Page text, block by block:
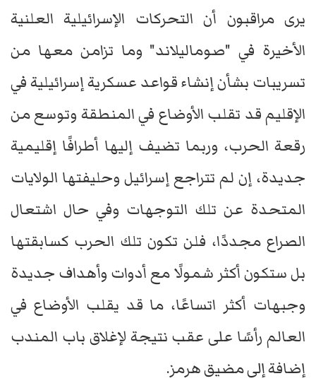
يرى مراقبون أن التحركات الإسرائيلية العلنية
الأخيرة في "صوماليلاند" وما تزامن معها من
تسريبات بشأن إنشاء قواعد عسكرية إسرائيلية في
الإقليم قد تقلب الأوضاع في المنطقة وتوسع من
رقعة الحرب، وربما تضيف إليها أطرافًا إقليمية
جديدة، إن لم تتراجع إسرائيل وحليفتها الولايات
المتحدة عن تلك التوجهات وفي حال اشتعال
الصراع مجددًا، فلن تكون تلك الحرب كسابقتها
بل ستكون أكثر شمولًا مع أدوات وأهداف جديدة
وجبهات أكثر اتساعًا، ما قد يقلب الأوضاع في
العالم رأسًا على عقب نتيجة لإغلاق باب المندب
إضافة إلى مضيق هرمز.